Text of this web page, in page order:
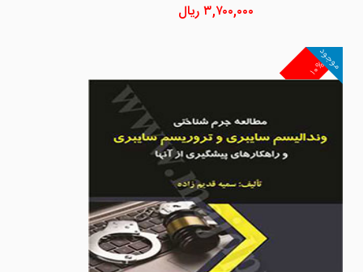
۳,۷۰۰,۰۰۰ریال
۱۰%
موجود